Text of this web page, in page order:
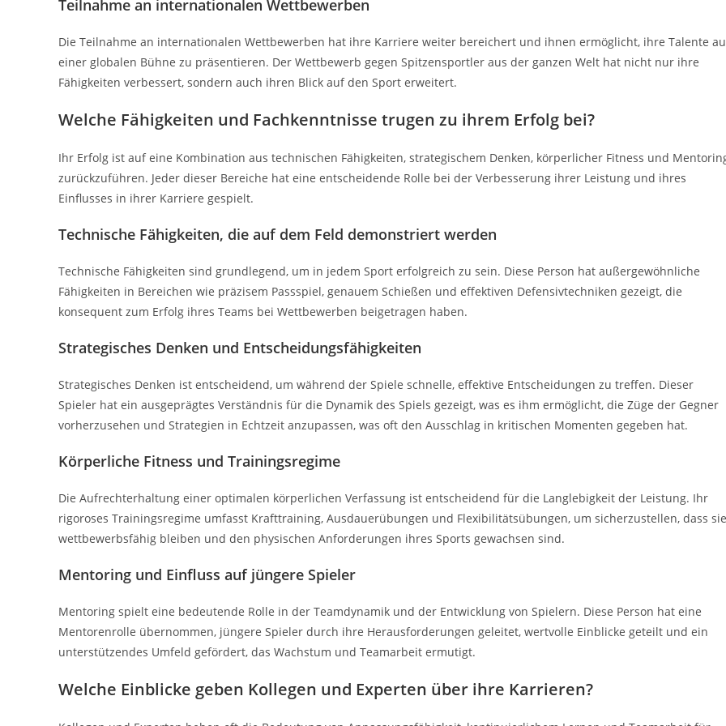
Teilnahme an internationalen Wettbewerben
Die Teilnahme an internationalen Wettbewerben hat ihre Karriere weiter bereichert und ihnen ermöglicht, ihre Talente
einer globalen Bühne zu präsentieren. Der Wettbewerb gegen Spitzensportler aus der ganzen Welt hat nicht nur ihre
Fähigkeiten verbessert, sondern auch ihren Blick auf den Sport erweitert.
Welche Fähigkeiten und Fachkenntnisse trugen zu ihrem Erfolg bei?
Ihr Erfolg ist auf eine Kombination aus technischen Fähigkeiten, strategischem Denken, körperlicher Fitness und
zurückzuführen. Jeder dieser Bereiche hat eine entscheidende Rolle bei der Verbesserung ihrer Leistung und ihres
Einflusses in ihrer Karriere gespielt.
Technische Fähigkeiten, die auf dem Feld demonstriert werden
Technische Fähigkeiten sind grundlegend, um in jedem Sport erfolgreich zu sein. Diese Person hat außergewöhnliche
Fähigkeiten in Bereichen wie präzisem Passspiel, genauem Schießen und effektiven Defensivtechniken gezeigt, die
konsequent zum Erfolg ihres Teams bei Wettbewerben beigetragen haben.
Strategisches Denken und Entscheidungsfähigkeiten
Strategisches Denken ist entscheidend, um während der Spiele schnelle, effektive Entscheidungen zu treffen. Dieser
Spieler hat ein ausgeprägtes Verständnis für die Dynamik des Spiels gezeigt, was es ihm ermöglicht, die Züge der Gegner
vorherzusehen und Strategien in Echtzeit anzupassen, was oft den Ausschlag in kritischen Momenten gegeben hat.
Körperliche Fitness und Trainingsregime
Die Aufrechterhaltung einer optimalen körperlichen Verfassung ist entscheidend für die Langlebigkeit der Leistung. Ihr
rigoroses Trainingsregime umfasst Krafttraining, Ausdauerübungen und Flexibilitätsübungen, um sicherzustellen, dass sie
wettbewerbsfähig bleiben und den physischen Anforderungen ihres Sports gewachsen sind.
Mentoring und Einfluss auf jüngere Spieler
Mentoring spielt eine bedeutende Rolle in der Teamdynamik und der Entwicklung von Spielern. Diese Person hat eine
Mentorenrolle übernommen, jüngere Spieler durch ihre Herausforderungen geleitet, wertvolle Einblicke geteilt und ein
unterstützendes Umfeld gefördert, das Wachstum und Teamarbeit ermutigt.
Welche Einblicke geben Kollegen und Experten über ihre Karrieren?